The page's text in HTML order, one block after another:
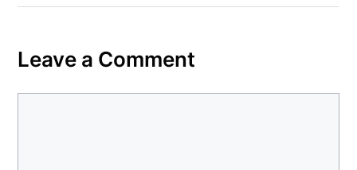
Leave a Comment